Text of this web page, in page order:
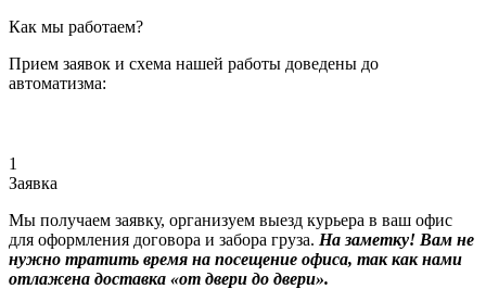
Как мы работаем?
Прием заявок и схема нашей работы доведены до
автоматизма:
1
Заявка
Мы получаем заявку, организуем выезд курьера в ваш офис
для оформления договора и забора груза. На заметку! Вам не
нужно тратить время на посещение офиса, так как нами
отлажена доставка «от двери до двери».